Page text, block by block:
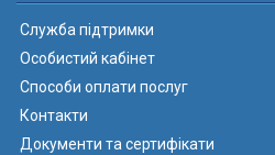
Служба підтримки
Особистий кабінет
Способи оплати послуг
Контакти
Документи та сертифікати